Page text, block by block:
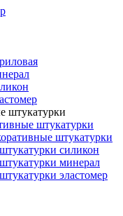
штукатурки
штукатурки
штукатурки
силикон
минерал
эластомер